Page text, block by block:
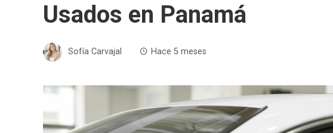
Usados en Panamá
Sofía Carvajal Hace 5 meses